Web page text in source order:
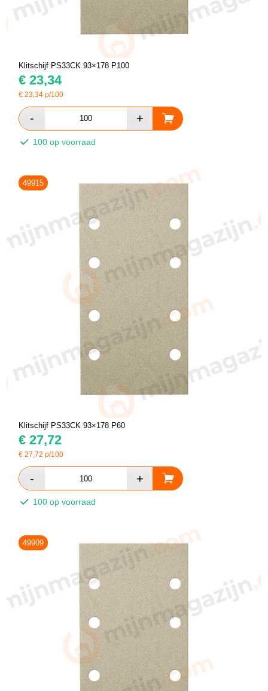
Klitschijf PS33CK 93×178 P100
€ 23,34
€23,34 p/100
100 op voorraad
49915
Klitschijf PS33CK 93×178 P60
€ 27,72
€27,72 p/100
100 op voorraad
49909